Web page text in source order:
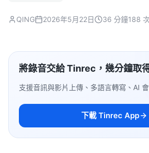
QING 2026年5月22日 36 分鐘188
將錄音交給 Tinrec，幾分鐘取
支援音訊與影片上傳、多語言轉寫、AI
下載 Tinrec App